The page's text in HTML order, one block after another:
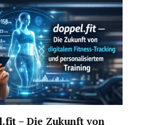
– Die Zukunft von